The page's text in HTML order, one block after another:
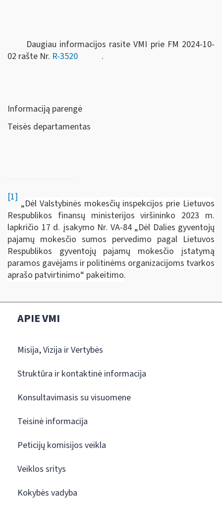
Daugiau informacijos rasite VMI prie FM 2024-10-
02 rašte Nr. R-3520 .
Informaciją parengė
Teisės departamentas
[1]
„Dėl Valstybinės mokesčių inspekcijos prie Lietuvos
Respublikos finansų ministerijos viršininko 2023 m.
lapkričio 17 d. įsakymo Nr. VA-84 „Dėl Dalies gyventojų
pajamų mokesčio sumos pervedimo pagal Lietuvos
Respublikos gyventojų pajamų mokesčio įstatymą
paramos gavėjams ir politinėms organizacijoms tvarkos
aprašo patvirtinimo“ pakeitimo.
APIE VMI
Misija, Vizija ir Vertybės
Struktūra ir kontaktinė informacija
Konsultavimasis su visuomene
Teisinė informacija
Peticijų komisijos veikla
Veiklos sritys
Kokybės vadyba